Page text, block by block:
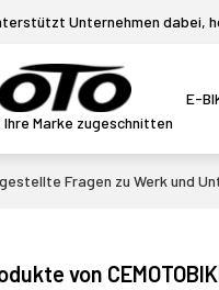
Unternehmen dabei,
Marke zugeschnitten
E-
Fragen zu Werk und
von